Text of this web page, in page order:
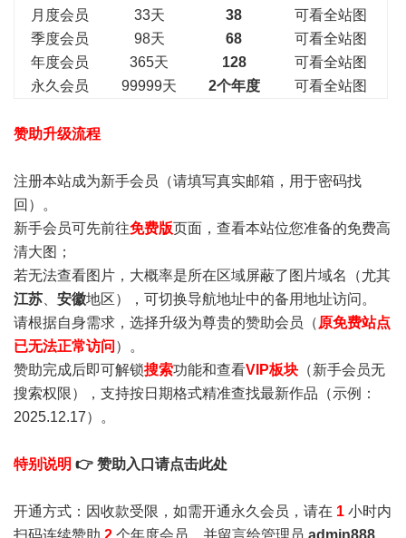
月度会员
33天 38
可看全站图
季度会员
98天 68
可看全站图
年度会员
365天 128
可看全站图
永久会员
99999天 2个年度 可看全站图
赞助升级流程
注册本站成为新手会员 （请填写真实邮箱，用于密码找
回）。
新手会员可先前往免费版页面，查看本站位您准备的免费高
清大图；
若无法查看图片，大概率是所在区域屏蔽了图片域名（尤其
江苏
安徽地区），可切换导航地址中的备用地址访问。
请根据自身需求，选择升级为尊贵的赞助会员（ 原免费站点
已无法正常访问 ）。
赞助完成后即可解锁搜索功能和查看VIP板块 （新手会员无
搜索权限），支持按日期格式精准查找最新作品（示例：
2025.12.17）。
特别说明 👉 赞助入口请点击此处
开通方式：因收款受限，如需开通永久会员，请在 1 小时内
扫码连续赞助 2 个年度会员，并留言给管理员 admin888